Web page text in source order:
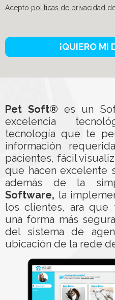
Acepto políticas de privacidad
Pet Soft®es un
excelencia
tecnología que te
información
pacientes, fácil
que hacen excelente
además de la
Software, la
los clientes, ara que
una forma más
del sistema de
ubicación de la rede